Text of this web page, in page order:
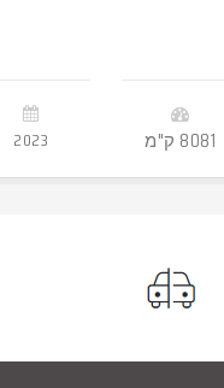
2023 8081 ק"מ